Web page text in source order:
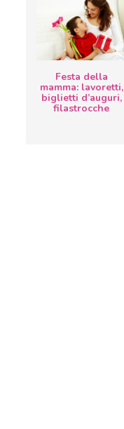
Festa della
mamma: lavoretti,
biglietti d’auguri,
filastrocche